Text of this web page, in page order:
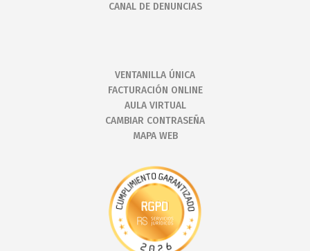
CANAL DE DENUNCIAS
VENTANILLA ÚNICA
FACTURACIÓN ONLINE
AULA VIRTUAL
CAMBIAR CONTRASEÑA
MAPA WEB